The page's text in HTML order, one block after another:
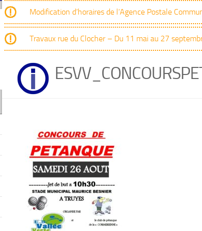
Modification d’horaires de l’Agence Postale
Travaux rue du Clocher – Du 11 mai au 27